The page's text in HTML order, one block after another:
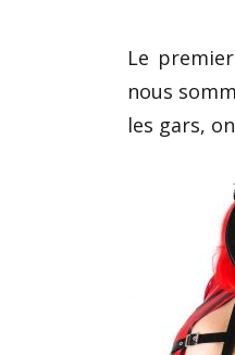
Le
nous
les gars,